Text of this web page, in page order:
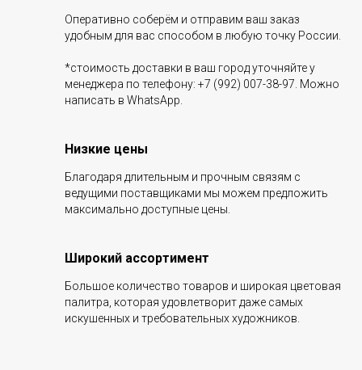
Оперативно соберём и отправим ваш заказ
удобным для вас способом в любую точку России.
*стоимость доставки в ваш город уточняйте у
менеджера по телефону: +7 (992) 007-38-97. Можно
написать в WhatsApp.
Низкие цены
Благодаря длительным и прочным связям с
ведущими поставщиками мы можем предложить
максимально доступные цены.
Широкий ассортимент
Большое количество товаров и широкая цветовая
палитра, которая удовлетворит даже самых
искушенных и требовательных художников.